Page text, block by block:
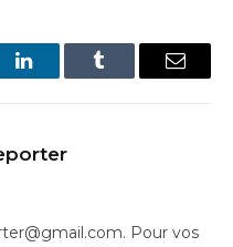
LinkedInTumblr Email
Pour vos